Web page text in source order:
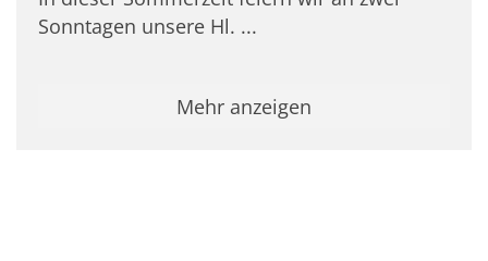
Sonntagen unsere Hl. ...
Mehr anzeigen